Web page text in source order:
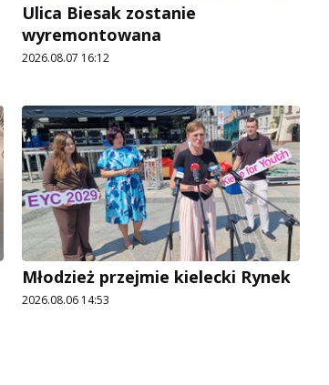
Ulica Biesak zostanie
wyremontowana
2026.08.07 16:12
Młodzież przejmie kielecki Rynek
2026.08.06 14:53